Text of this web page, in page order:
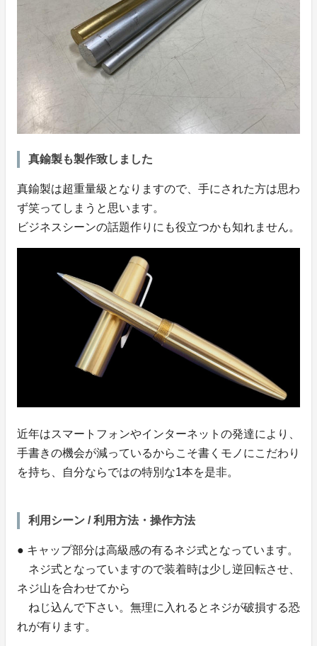
真鍮製も製作致しました
真鍮製は超重量級となりますので、手にされた方は思わ
ず笑ってしまうと思います。
ビジネスシーンの話題作りにも役立つかも知れません。
近年はスマートフォンやインターネットの発達により、
手書きの機会が減っているからこそ書くモノにこだわり
を持ち、自分ならではの特別な1本を是非。
利用シーン / 利用方法・操作方法
● キャップ部分は高級感の有るネジ式となっています。
ネジ式となっていますので装着時は少し逆回転させ、
ネジ山を合わせてから
ねじ込んで下さい。無理に入れるとネジが破損する恐
れが有ります。